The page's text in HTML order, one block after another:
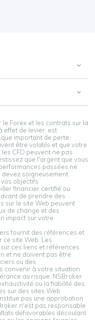
Forex et les contrats sur la
effet de levier, est
important de perte.
être volatils et que votre
CFD peuvent ne pas
que l'argent que vous
passées ne
devez soigneusement
objectifs
financier certifié ou
de prendre des
sur le site Web peuvent
de change et des
impact sur votre
fournit des références et
ce site Web. Les
ces liens et références
et ne doivent pas être
ou des
convenir à votre situation
au risque. NSBroker
ou la fiabilité des
sur des sites Web
pas une approbation
n'est pas responsable
défavorables découlant